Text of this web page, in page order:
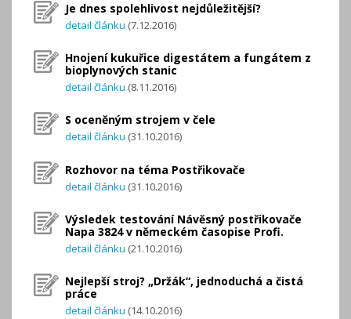
Je dnes spolehlivost nejdůležitější?
detail článku (7.12.2016)
Hnojení kukuřice digestátem a fungátem z
bioplynových stanic
detail článku (8.11.2016)
S oceněným strojem v čele
detail článku (31.10.2016)
Rozhovor na téma Postřikovače
detail článku (31.10.2016)
Výsledek testování Návěsný postřikovače
Napa 3824 v německém časopise Profi.
detail článku (21.10.2016)
Nejlepší stroj? „Držák“, jednoduchá a čistá
práce
detail článku (14.10.2016)